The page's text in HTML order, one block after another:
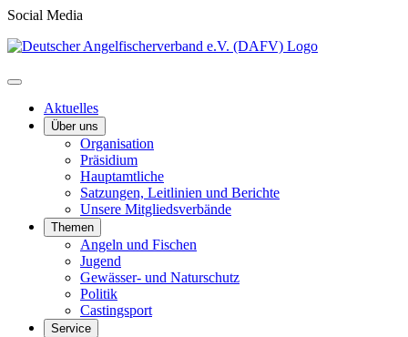
Social Media
Aktuelles
Über uns
Organisation
Präsidium
Hauptamtliche
Satzungen, Leitlinien und Berichte
Unsere Mitgliedsverbände
Themen
Angeln und Fischen
Jugend
Gewässer- und Naturschutz
Politik
Castingsport
Service